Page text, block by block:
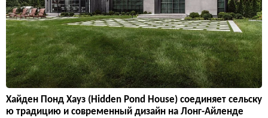
Хайден Понд Хауз (Hidden Pond House) соединяет сельску
ю традицию и современный дизайн на Лонг-Айленде